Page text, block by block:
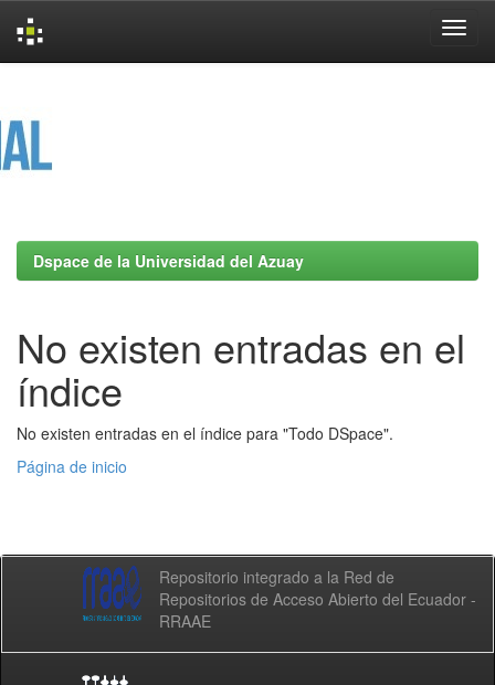
Dspace de la Universidad del Azuay
No existen entradas en el
índice
No existen entradas en el índice para "Todo DSpace".
Página de inicio
Repositorio integrado a la Red de
Repositorios de Acceso Abierto del Ecuador -
RRAAE